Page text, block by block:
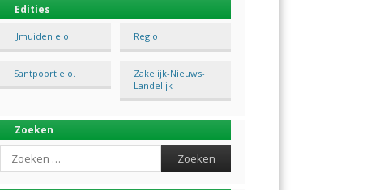
Edities
IJmuiden e.o. Regio
Santpoort e.o.
Zakelijk-Nieuws-
Landelijk
Zoeken
Search